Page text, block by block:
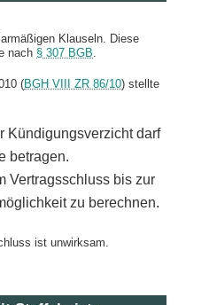
Klauseln. Diese
nach § 307 BGB
(BGH VIII ZR 86/10) stellte
Kündigungsverzicht darf
betragen.
Vertragsschluss bis zur
zu berechnen.
ist unwirksam.